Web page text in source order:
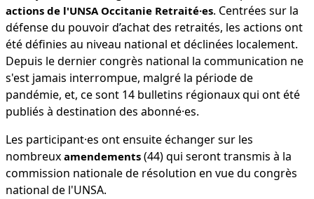
actions de l'UNSA Occitanie Retraité·es. Centrées sur la
défense du pouvoir d’achat des retraités, les actions ont
été définies au niveau national et déclinées localement.
Depuis le dernier congrès national la communication ne
s'est jamais interrompue, malgré la période de
pandémie, et, ce sont 14 bulletins régionaux qui ont été
publiés à destination des abonné·es.
Les participant·es ont ensuite échanger sur les
nombreux amendements (44) qui seront transmis à la
commission nationale de résolution en vue du congrès
national de l'UNSA.